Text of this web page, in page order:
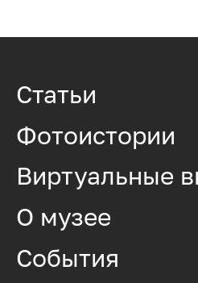
Статьи
Фотоистории
Виртуальные
О музее
События